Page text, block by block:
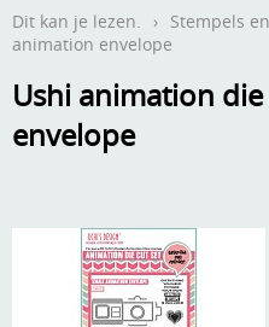
Contact
Webwinkel
Andere
Boeken en magazines
Verzend - en verpakkingsk
Mijn account
Dit kan je lezen. › Stempels
animation envelope
Ushi animation
envelope